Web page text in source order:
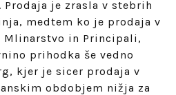
je zrasla v stebrih
medtem ko je prodaja v
in Principali,
prihodka še vedno
kjer je sicer prodaja v
obdobjem nižja za